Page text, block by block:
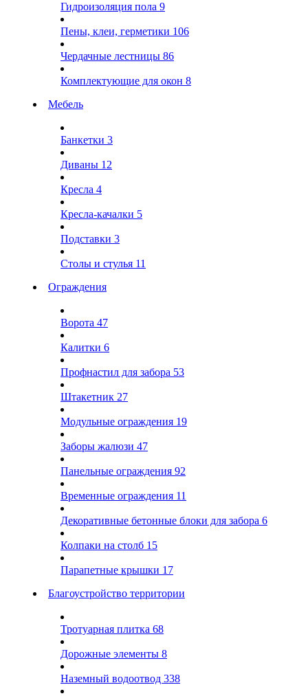
Гидроизоляция пола 9
Пены, клеи, герметики 106
Чердачные лестницы 86
Комплектующие для окон 8
Мебель
Банкетки 3
Диваны 12
Кресла 4
Кресла-качалки 5
Подставки 3
Столы и стулья 11
Ограждения
Ворота 47
Калитки 6
Профнастил для забора 53
Штакетник 27
Модульные ограждения 19
Заборы жалюзи 47
Панельные ограждения 92
Временные ограждения 11
Декоративные бетонные блоки для забора 6
Колпаки на столб 15
Парапетные крышки 17
Благоустройство территории
Тротуарная плитка 68
Дорожные элементы 8
Наземный водоотвод 338